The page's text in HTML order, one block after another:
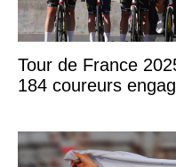
Tour de France
184 coureurs